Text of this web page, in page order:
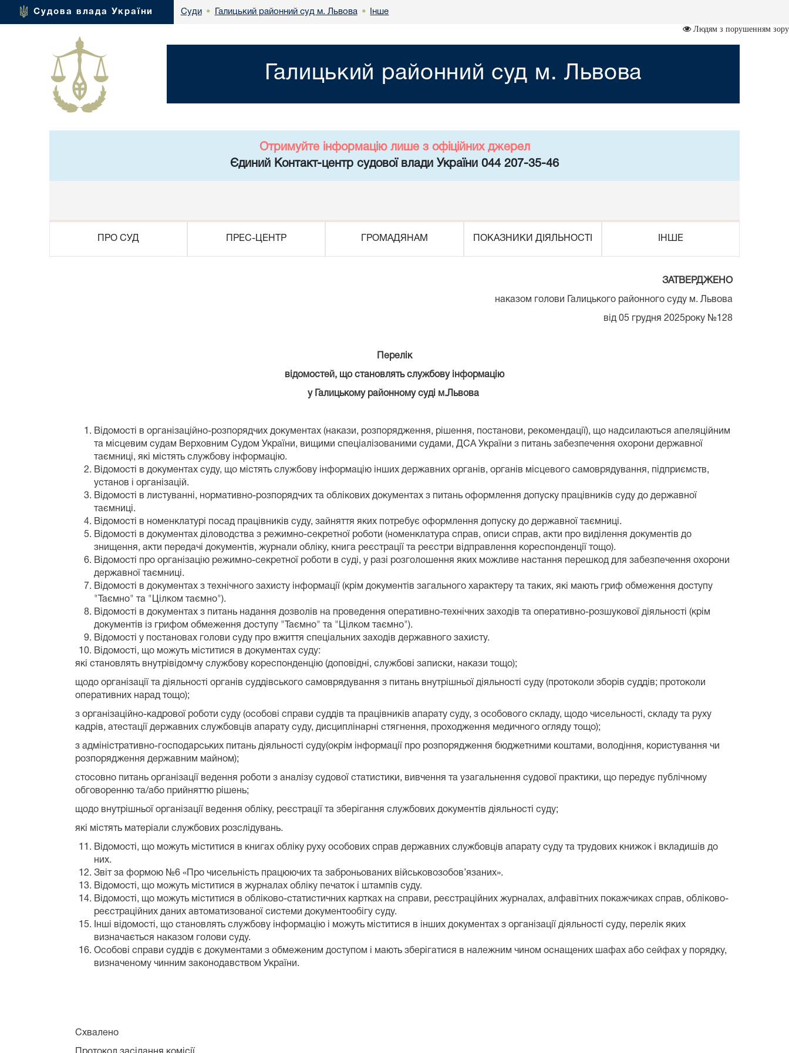
Судова влада України Суди • Галицький районний суд м. Львова • Інше
Людям з порушенням зору
Галицький районний суд м. Львова
Отримуйте інформацію лише з офіційних джерел
Єдиний Контакт-центр судової влади України 044 207-35-46
ПРО СУД ПРЕС-ЦЕНТР ГРОМАДЯНАМ ПОКАЗНИКИ ДІЯЛЬНОСТІ ІНШЕ
ЗАТВЕРДЖЕНО
наказом голови Галицького районного суду м. Львова
від 05 грудня 2025року №128
Перелік
відомостей, що становлять службову інформацію
у Галицькому районному суді м.Львова
Відомості в організаційно-розпорядчих документах (накази, розпорядження, рішення, постанови, рекомендації), що надсилаються апеляційним
та місцевим судам Верховним Судом України, вищими спеціалізованими судами, ДСА України з питань забезпечення охорони державної
таємниці, які містять службову інформацію.
Відомості в документах суду, що містять службову інформацію інших державних органів, органів місцевого самоврядування, підприємств,
установ і організацій.
Відомості в листуванні, нормативно-розпорядчих та облікових документах з питань оформлення допуску працівників суду до державної
таємниці.
Відомості в номенклатурі посад працівників суду, зайняття яких потребує оформлення допуску до державної таємниці.
Відомості в документах діловодства з режимно-секретної роботи (номенклатура справ, описи справ, акти про виділення документів до
знищення, акти передачі документів, журнали обліку, книга реєстрації та реєстри відправлення кореспонденції тощо).
Відомості про організацію режимно-секретної роботи в суді, у разі розголошення яких можливе настання перешкод для забезпечення охорони
державної таємниці.
Відомості в документах з технічного захисту інформації (крім документів загального характеру та таких, які мають гриф обмеження доступу
"Таємно" та "Цілком таємно").
Відомості в документах з питань надання дозволів на проведення оперативно-технічних заходів та оперативно-розшукової діяльності (крім
документів із грифом обмеження доступу "Таємно" та "Цілком таємно").
Відомості у постановах голови суду про вжиття спеціальних заходів державного захисту.
Відомості, що можуть міститися в документах суду:
які становлять внутрівідомчу службову кореспонденцію (доповідні, службові записки, накази тощо);
щодо організації та діяльності органів суддівського самоврядування з питань внутрішньої діяльності суду (протоколи зборів суддів; протоколи
оперативних нарад тощо);
з організаційно-кадрової роботи суду (особові справи суддів та працівників апарату суду, з особового складу, щодо чисельності, складу та руху
кадрів, атестації державних службовців апарату суду, дисциплінарні стягнення, проходження медичного огляду тощо);
з адміністративно-господарських питань діяльності суду(окрім інформації про розпорядження бюджетними коштами, володіння, користування чи
розпорядження державним майном);
стосовно питань організації ведення роботи з аналізу судової статистики, вивчення та узагальнення судової практики, що передує публічному
обговоренню та/або прийняттю рішень;
щодо внутрішньої організації ведення обліку, реєстрації та зберігання службових документів діяльності суду;
які містять матеріали службових розслідувань.
Відомості, що можуть міститися в книгах обліку руху особових справ державних службовців апарату суду та трудових книжок і вкладишів до
них.
Звіт за формою №6 «Про чисельність працюючих та заброньованих військовозобов’язаних».
Відомості, що можуть міститися в журналах обліку печаток і штампів суду.
Відомості, що можуть міститися в обліково-статистичних картках на справи, реєстраційних журналах, алфавітних покажчиках справ, обліково-
реєстраційних даних автоматизованої системи документообігу суду.
Інші відомості, що становлять службову інформацію і можуть міститися в інших документах з організації діяльності суду, перелік яких
визначається наказом голови суду.
Особові справи суддів є документами з обмеженим доступом і мають зберігатися в належним чином оснащених шафах або сейфах у порядку,
визначеному чинним законодавством України.
Схвалено